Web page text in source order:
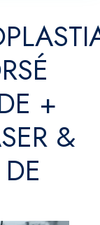
+
&